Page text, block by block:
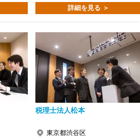
詳細を見る ＞
税理士法人松本
東京都渋谷区